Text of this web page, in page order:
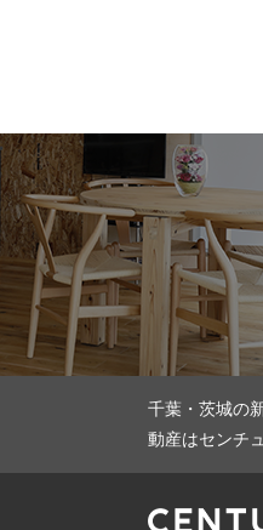
千葉・茨城の
動産はセンチ